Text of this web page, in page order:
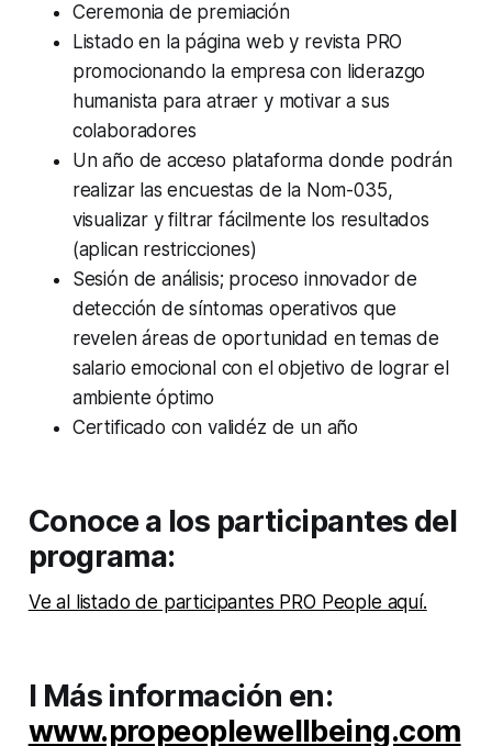
Ceremonia de premiación
Listado en la página web y revista PRO
promocionando la empresa con liderazgo
humanista para atraer y motivar a sus
colaboradores
Un año de acceso plataforma donde podrán
realizar las encuestas de la Nom-035,
visualizar y filtrar fácilmente los resultados
(aplican restricciones)
Sesión de análisis; proceso innovador de
detección de síntomas operativos que
revelen áreas de oportunidad en temas de
salario emocional con el objetivo de lograr el
ambiente óptimo
Certificado con validéz de un año
Conoce a los participantes del
programa:
Ve al listado de participantes PRO People aquí.
l Más información en:
www.propeoplewellbeing.com